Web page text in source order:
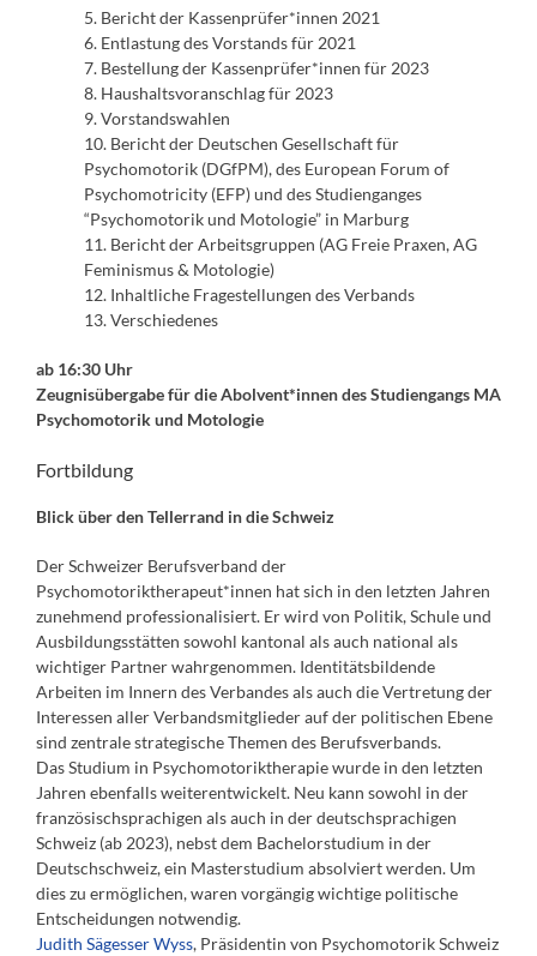
5. Bericht der Kassenprüfer*innen 2021
6. Entlastung des Vorstands für 2021
7. Bestellung der Kassenprüfer*innen für 2023
8. Haushaltsvoranschlag für 2023
9. Vorstandswahlen
10. Bericht der Deutschen Gesellschaft für
Psychomotorik (DGfPM), des European Forum of
Psychomotricity (EFP) und des Studienganges
“Psychomotorik und Motologie” in Marburg
11. Bericht der Arbeitsgruppen (AG Freie Praxen, AG
Feminismus & Motologie)
12. Inhaltliche Fragestellungen des Verbands
13. Verschiedenes
ab 16:30 Uhr
Zeugnisübergabe für die Abolvent*innen des Studiengangs MA
Psychomotorik und Motologie
Fortbildung
Blick über den Tellerrand in die Schweiz
Der Schweizer Berufsverband der
Psychomotoriktherapeut*innen hat sich in den letzten Jahren
zunehmend professionalisiert. Er wird von Politik, Schule und
Ausbildungsstätten sowohl kantonal als auch national als
wichtiger Partner wahrgenommen. Identitätsbildende
Arbeiten im Innern des Verbandes als auch die Vertretung der
Interessen aller Verbandsmitglieder auf der politischen Ebene
sind zentrale strategische Themen des Berufsverbands.
Das Studium in Psychomotoriktherapie wurde in den letzten
Jahren ebenfalls weiterentwickelt. Neu kann sowohl in der
französischsprachigen als auch in der deutschsprachigen
Schweiz (ab 2023), nebst dem Bachelorstudium in der
Deutschschweiz, ein Masterstudium absolviert werden. Um
dies zu ermöglichen, waren vorgängig wichtige politische
Entscheidungen notwendig.
Judith Sägesser Wyss, Präsidentin von Psychomotorik Schweiz